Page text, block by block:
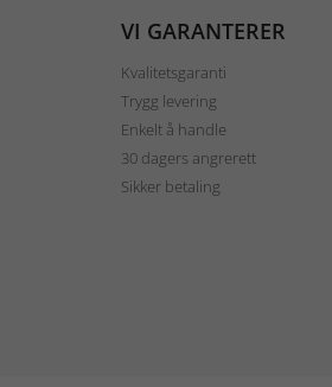
VI GARANTERER
Kvalitetsgaranti
Trygg levering
Enkelt å handle
30 dagers angrerett
Sikker betaling